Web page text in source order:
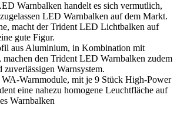
Warnbalken handelt es sich vermutlich,
LED Warnbalken auf dem Markt.
macht der Trident LED Lichtbalken auf
gute Figur.
aus Aluminium, in Kombination mit
machen den Trident LED Warnbalken zudem
zuverlässigen Warnsystem.
Warnmodule, mit je 9 Stück High-Power
eine nahezu homogene Leuchtfläche auf
Warnbalken